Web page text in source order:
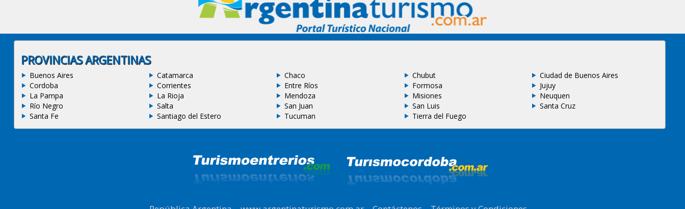
PROVINCIAS ARGENTINAS
Buenos Aires Catamarca Chaco Chubut
Ciudad de Buenos Aires
Cordoba
Corrientes Entre Ríos Formosa
Jujuy
La Pampa
La Rioja Mendoza Misiones
Neuquen
Río Negro
Salta San Juan San Luis
Santa Cruz
Santa Fe
Santiago del Estero Tucuman Tierra del Fuego